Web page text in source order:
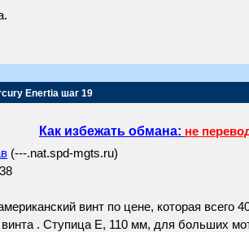
Enertia шаг 19
Как избежать обмана: не
(---.nat.spd-mgts.ru)
винт по цене, которая всего
. Ступица Е, 110 мм, для больших